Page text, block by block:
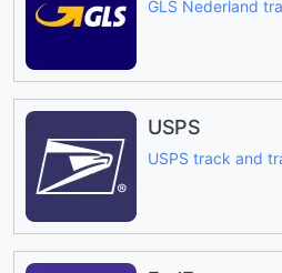
GLS Nederland
USPS
USPS track and